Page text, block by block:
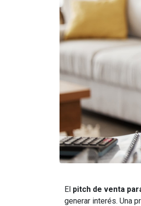
El pitch de venta
generar interés. Una